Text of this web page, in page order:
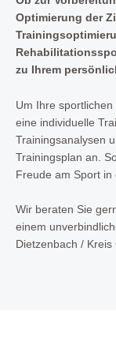
Optimierung der
zu Ihrem
Um Ihre
eine individuelle
Trainingsanalysen
Trainingsplan an.
Freude am Sport in
Wir beraten Sie
einem
Dietzenbach / Kreis